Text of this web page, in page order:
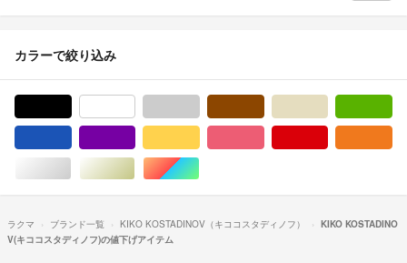
カラーで絞り込み
シルバー/銀色系ゴールド/金色系マルチカラー
ラクマ ブランド一覧 KIKO KOSTADINOV（キココスタディノフ）
KIKO KOSTADINO
V(キココスタディノフ)の値下げアイテム